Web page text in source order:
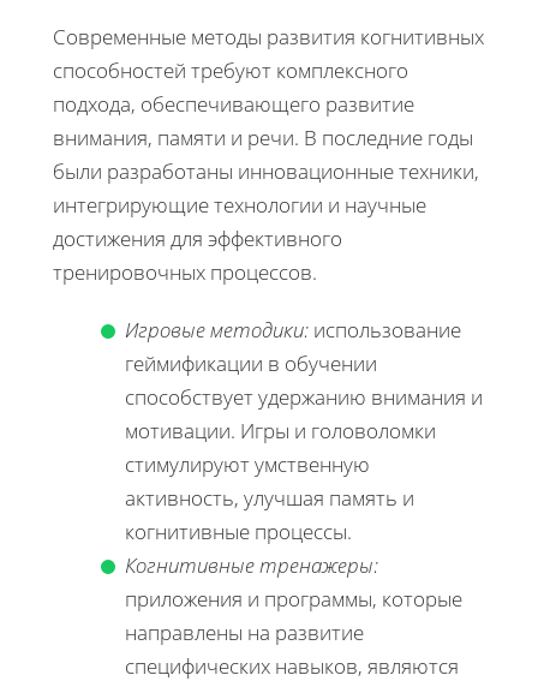
Современные методы развития когнитивных
способностей требуют комплексного
подхода, обеспечивающего развитие
внимания, памяти и речи. В последние годы
были разработаны инновационные техники,
интегрирующие технологии и научные
достижения для эффективного
тренировочных процессов.
Игровые методики: использование
геймификации в обучении
способствует удержанию внимания и
мотивации. Игры и головоломки
стимулируют умственную
активность, улучшая память и
когнитивные процессы.
Когнитивные тренажеры:
приложения и программы, которые
направлены на развитие
специфических навыков, являются